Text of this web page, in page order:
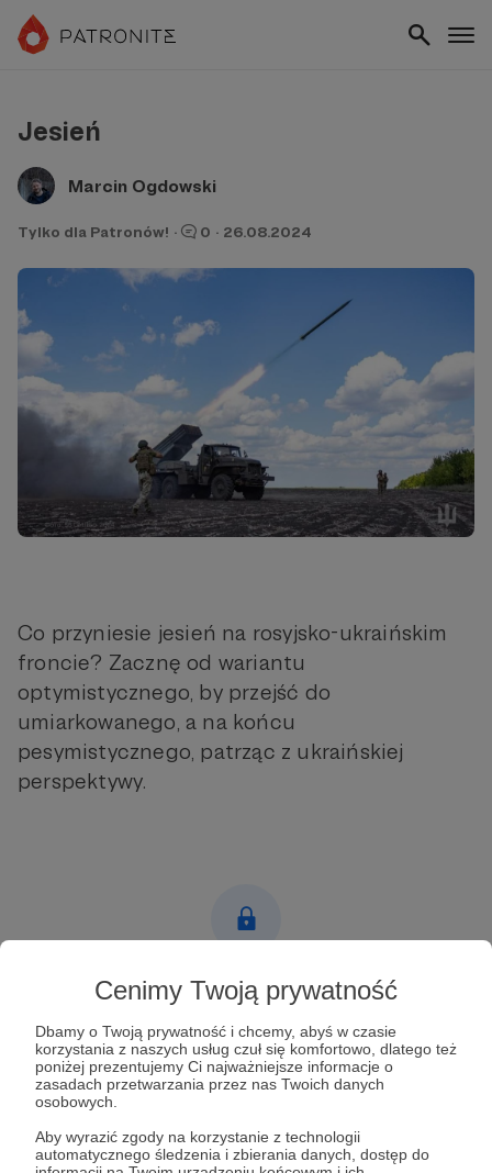
Cenimy Twoją prywatność
Dbamy o Twoją prywatność i chcemy, abyś w czasie
korzystania z naszych usług czuł się komfortowo, dlatego też
poniżej prezentujemy Ci najważniejsze informacje o
zasadach przetwarzania przez nas Twoich danych
osobowych.
Aby wyrazić zgody na korzystanie z technologii
automatycznego śledzenia i zbierania danych, dostęp do
Jesień
Marcin Ogdowski
Tylko dla Patronów! · 0 · 26.08.2024
Co przyniesie jesień na rosyjsko-ukraińskim
froncie? Zacznę od wariantu
optymistycznego, by przejść do
umiarkowanego, a na końcu
pesymistycznego, patrząc z ukraińskiej
perspektywy.
Post dostępny tylko dla Patronów
Aby zobaczyć ten materiał musisz być zalogowany
Zostań Patronem
Zaloguj się